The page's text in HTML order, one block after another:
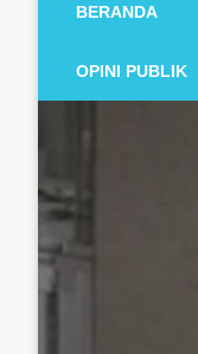
BERANDA
OPINI PUBLIK